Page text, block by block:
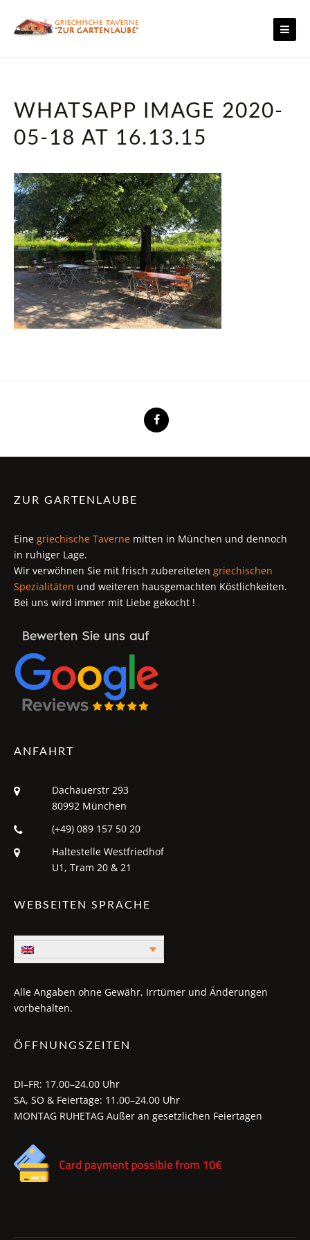
WHATSAPP IMAGE 2020-
05-18 AT 16.13.15
ZUR GARTENLAUBE
Eine griechische Taverne mitten in München und dennoch
in ruhiger Lage.
Wir verwöhnen Sie mit frisch zubereiteten griechischen
Spezialitäten und weiteren hausgemachten Köstlichkeiten.
Bei uns wird immer mit Liebe gekocht !
ANFAHRT
Dachauerstr 293
80992 München
(+49) 089 157 50 20
Haltestelle Westfriedhof
U1, Tram 20 & 21
WEBSEITEN SPRACHE
Alle Angaben ohne Gewähr, Irrtümer und Änderungen
vorbehalten.
ÖFFNUNGSZEITEN
DI–FR: 17.00–24.00 Uhr
SA, SO & Feiertage: 11.00–24.00 Uhr
MONTAG RUHETAG Außer an gesetzlichen Feiertagen